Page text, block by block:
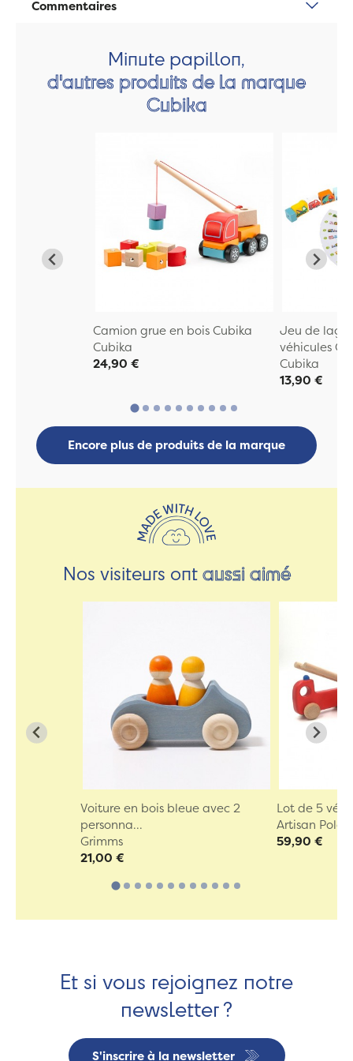
Commentaires
Minute papillon,
d'autres produits de la marque
Cubika
Camion grue en bois Cubika
Cubika
24,90 €
Jeu de
véhicules C...
Cubika
13,90 €
Encore plus de produits de la marque
Nos visiteurs ontaussi aimé
Voiture en bois bleue avec 2
personna...
Grimms
21,00 €
Lot de 5
Artisan
59,90 €
Et si vous rejoignez notre
newsletter ?
S'inscrire à la newsletter